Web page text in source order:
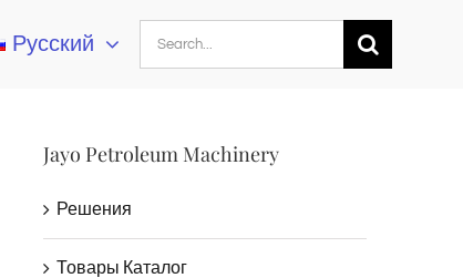
Русский
Search
Jayo Petroleum Machinery
Решения
Товары Каталог